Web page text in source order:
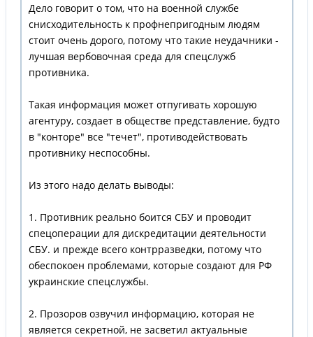
Дело говорит о том, что на военной службе
снисходительность к профнепригодным людям
стоит очень дорого, потому что такие неудачники -
лучшая вербовочная среда для спецслужб
противника.
Такая информация может отпугивать хорошую
агентуру, создает в обществе представление, будто
в "конторе" все "течет", противодействовать
противнику неспособны.
Из этого надо делать выводы:
1. Противник реально боится СБУ и проводит
спецоперации для дискредитации деятельности
СБУ. и прежде всего контрразведки, потому что
обеспокоен проблемами, которые создают для РФ
украинские спецслужбы.
2. Прозоров озвучил информацию, которая не
является секретной, не засветил актуальные